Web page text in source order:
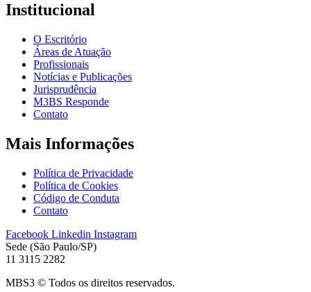
Institucional
O Escritório
Áreas de Atuação
Profissionais
Notícias e Publicações
Jurisprudência
M3BS Responde
Contato
Mais Informações
Política de Privacidade
Política de Cookies
Código de Conduta
Contato
Facebook Linkedin Instagram
Sede (São Paulo/SP)
11 3115 2282
MBS3 © Todos os direitos reservados.